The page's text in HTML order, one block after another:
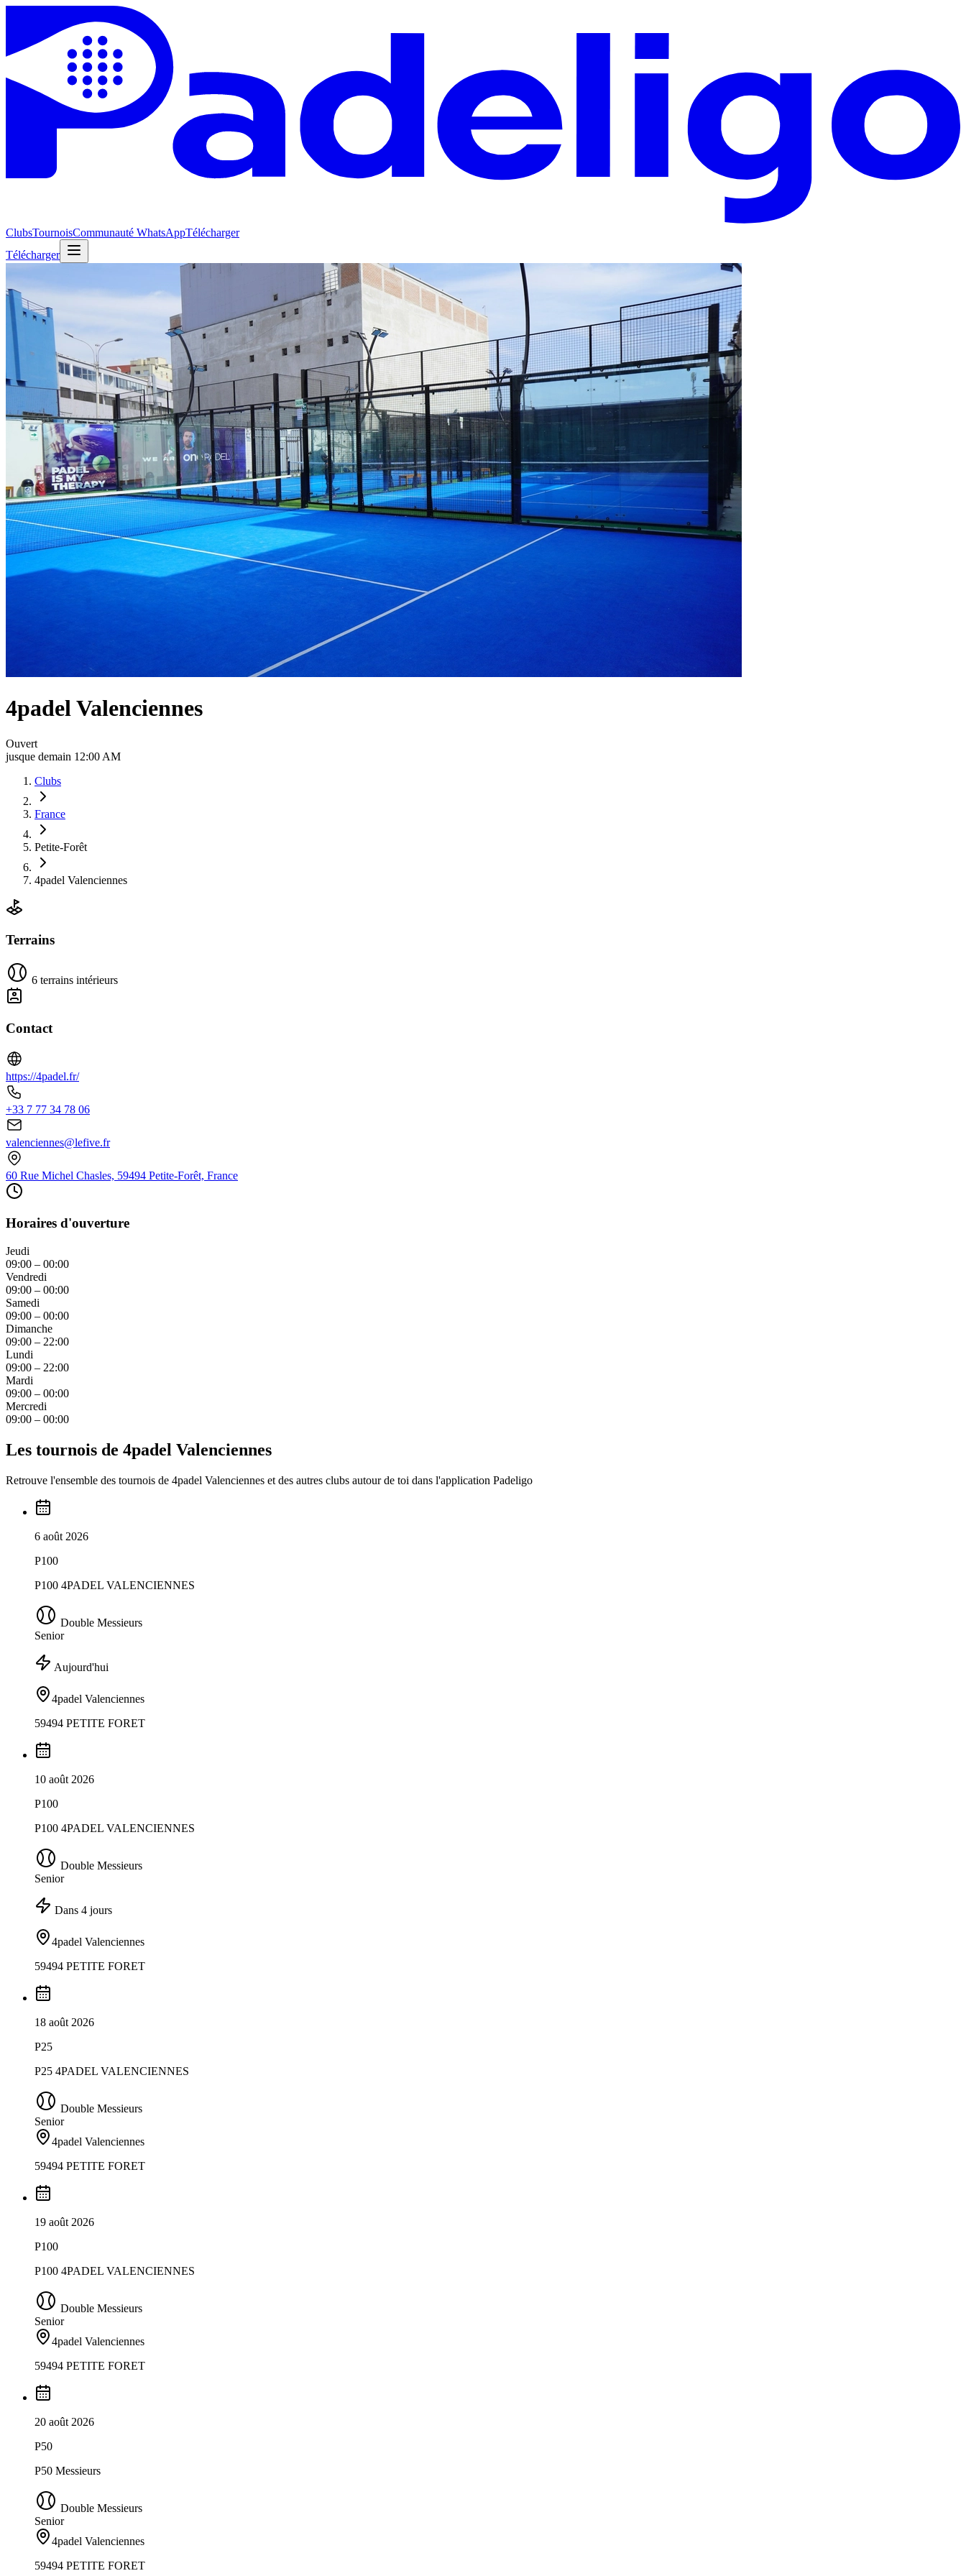
ClubsTournoisCommunauté WhatsAppTélécharger
Télécharger
4padel Valenciennes
Ouvert
jusque demain 12:00 AM
Clubs
France
Petite-Forêt
4padel Valenciennes
Terrains
6 terrains intérieurs
Contact
https://4padel.fr/
+33 7 77 34 78 06
valenciennes@lefive.fr
60 Rue Michel Chasles, 59494 Petite-Forêt, France
Horaires d'ouverture
Jeudi
09:00 – 00:00
Vendredi
09:00 – 00:00
Samedi
09:00 – 00:00
Dimanche
09:00 – 22:00
Lundi
09:00 – 22:00
Mardi
09:00 – 00:00
Mercredi
09:00 – 00:00
Les tournois de 4padel Valenciennes
Retrouve l'ensemble des tournois de 4padel Valenciennes et des autres clubs autour de toi dans l'application Padeligo
6 août 2026
P100
P100 4PADEL VALENCIENNES
Double Messieurs
Senior
Aujourd'hui
4padel Valenciennes
59494 PETITE FORET
10 août 2026
P100
P100 4PADEL VALENCIENNES
Double Messieurs
Senior
Dans 4 jours
4padel Valenciennes
59494 PETITE FORET
18 août 2026
P25
P25 4PADEL VALENCIENNES
Double Messieurs
Senior
4padel Valenciennes
59494 PETITE FORET
19 août 2026
P100
P100 4PADEL VALENCIENNES
Double Messieurs
Senior
4padel Valenciennes
59494 PETITE FORET
20 août 2026
P50
P50 Messieurs
Double Messieurs
Senior
4padel Valenciennes
59494 PETITE FORET